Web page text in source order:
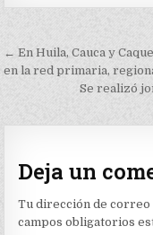
Navegación
de
← En Huila, Cauca y
en la red primaria,
Se realizó
Deja un
Tu dirección de
campos obligatorios